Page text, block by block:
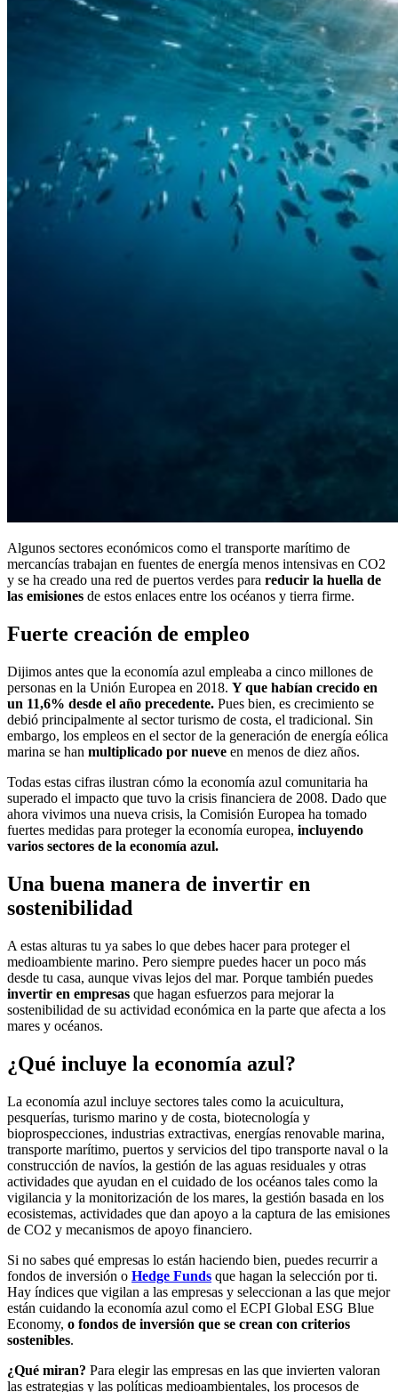
Algunos sectores económicos como el transporte marítimo de
mercancías trabajan en fuentes de energía menos intensivas en CO2
y se ha creado una red de puertos verdes para reducir la huella de
las emisiones de estos enlaces entre los océanos y tierra firme.
Fuerte creación de empleo
Dijimos antes que la economía azul empleaba a cinco millones de
personas en la Unión Europea en 2018. Y que habían crecido en
un 11,6% desde el año precedente. Pues bien, es crecimiento se
debió principalmente al sector turismo de costa, el tradicional. Sin
embargo, los empleos en el sector de la generación de energía eólica
marina se han multiplicado por nueve en menos de diez años.
Todas estas cifras ilustran cómo la economía azul comunitaria ha
superado el impacto que tuvo la crisis financiera de 2008. Dado que
ahora vivimos una nueva crisis, la Comisión Europea ha tomado
fuertes medidas para proteger la economía europea, incluyendo
varios sectores de la economía azul.
Una buena manera de invertir en
sostenibilidad
A estas alturas tu ya sabes lo que debes hacer para proteger el
medioambiente marino. Pero siempre puedes hacer un poco más
desde tu casa, aunque vivas lejos del mar. Porque también puedes
invertir en empresas que hagan esfuerzos para mejorar la
sostenibilidad de su actividad económica en la parte que afecta a los
mares y océanos.
¿Qué incluye la economía azul?
La economía azul incluye sectores tales como la acuicultura,
pesquerías, turismo marino y de costa, biotecnología y
bioprospecciones, industrias extractivas, energías renovable marina,
transporte marítimo, puertos y servicios del tipo transporte naval o la
construcción de navíos, la gestión de las aguas residuales y otras
actividades que ayudan en el cuidado de los océanos tales como la
vigilancia y la monitorización de los mares, la gestión basada en los
ecosistemas, actividades que dan apoyo a la captura de las emisiones
de CO2 y mecanismos de apoyo financiero.
Si no sabes qué empresas lo están haciendo bien, puedes recurrir a
fondos de inversión o Hedge Funds que hagan la selección por ti.
Hay índices que vigilan a las empresas y seleccionan a las que mejor
están cuidando la economía azul como el ECPI Global ESG Blue
Economy, o fondos de inversión que se crean con criterios
sostenibles.
¿Qué miran? Para elegir las empresas en las que invierten valoran
las estrategias y las políticas medioambientales, los procesos de